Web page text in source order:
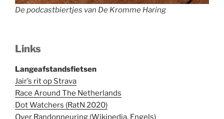
De podcastbiertjes van De Kromme Haring
Links
Langeafstandsfietsen
Jair’s rit op Strava
Race Around The Netherlands
Dot Watchers (RatN 2020)
Over Randonneuring (Wikipedia, Engels)